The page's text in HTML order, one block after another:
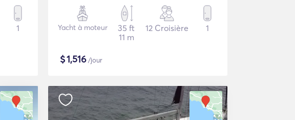
1 Yacht à moteur
35 ft
11 m
12 Croisière 1
$1,516/jour